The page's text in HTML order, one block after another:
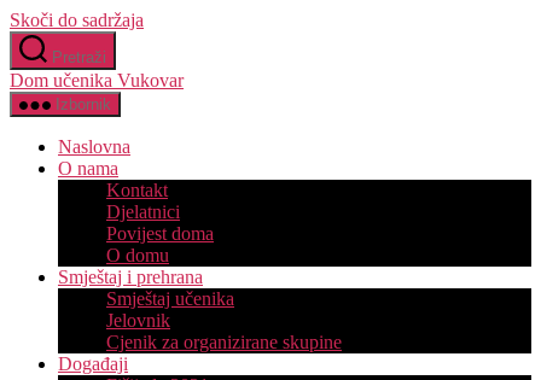
Skoči do sadržaja
Pretraži
Dom učenika Vukovar
Izbornik
Naslovna
O nama
Kontakt
Djelatnici
Povijest doma
O domu
Smještaj i prehrana
Smještaj učenika
Jelovnik
Cjenik za organizirane skupine
Događaji